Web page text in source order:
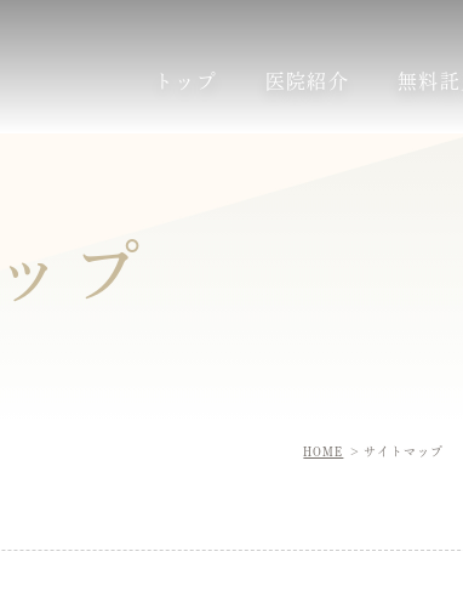
トップ 医院紹介 無料託
プ
HOME サイトマップ